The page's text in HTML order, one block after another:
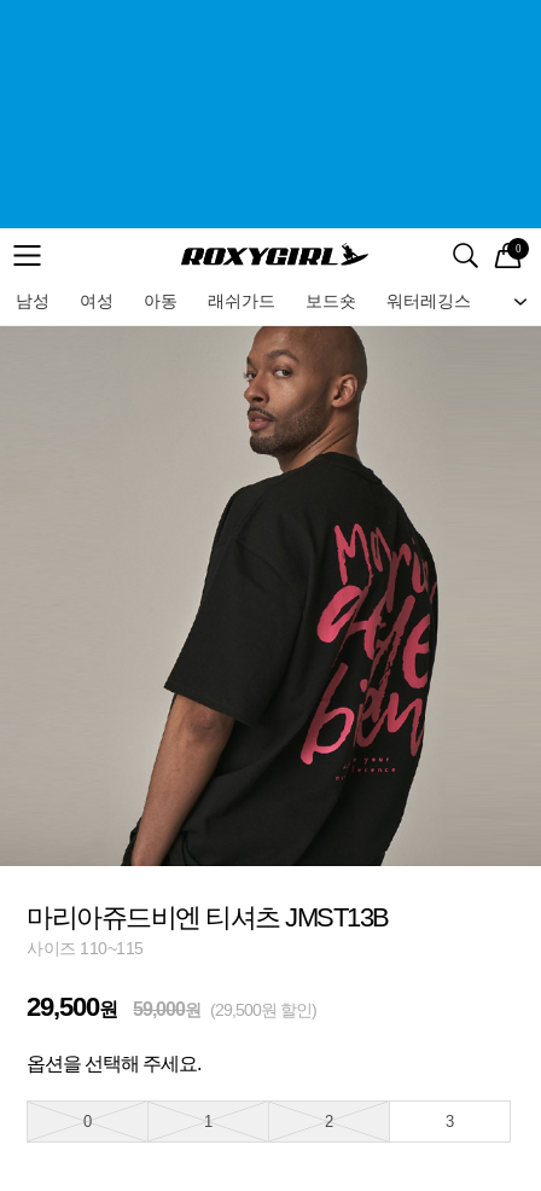
메뉴 검색
로고 0
남성 여성 아동 래쉬가드 보드숏 워터레깅스 비
메뉴
마리아쥬드비엔 티셔츠 JMST13B
사이즈 110~115
29,500원 59,000원 (29,500원 할인)
옵션을 선택해 주세요.
0 1 2 3